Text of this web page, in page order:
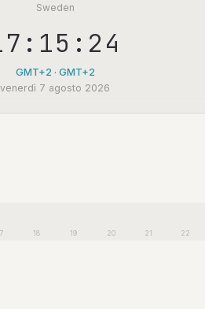
Sweden
GMT+2 · GMT+2
venerdì 7 agosto 2026
18 19 20 21 22